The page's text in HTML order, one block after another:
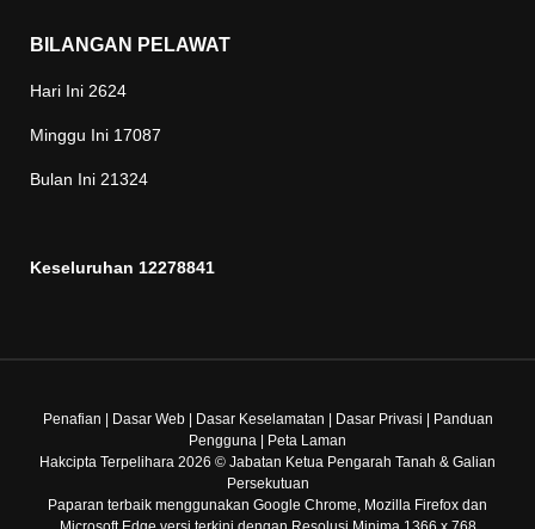
BILANGAN PELAWAT
Hari Ini 2624
Minggu Ini 17087
Bulan Ini 21324
Keseluruhan 12278841
Penafian Dasar Web| Dasar Keselamatan Dasar Privasi
Panduan
Pengguna
Peta Laman
Hakcipta Terpelihara 2026 © Jabatan Ketua Pengarah Tanah & Galian
Persekutuan
Paparan terbaik menggunakan Google Chrome, Mozilla Firefox dan